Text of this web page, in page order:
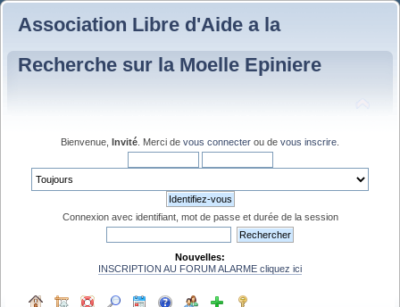
Association Libre d'Aide a la
Recherche sur la Moelle Epiniere
Bienvenue, Invité . Merci de vous connecter ou de vous inscrire
Connexion avec identifiant, mot de passe et durée de la session
Nouvelles:
INSCRIPTION AU FORUM ALARME cliquez ici